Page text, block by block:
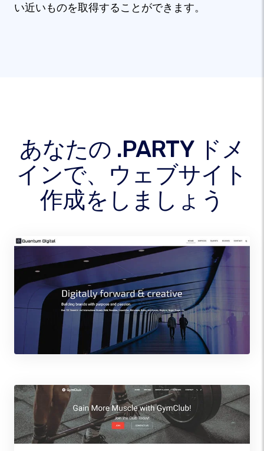
い近いものを取得することができます。
あなたの .PARTY ドメ
インで、ウェブサイト
作成をしましょう